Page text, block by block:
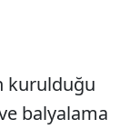
kurulduğu
balyalama